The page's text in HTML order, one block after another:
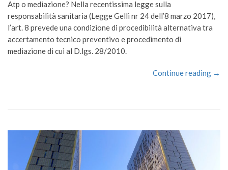
Atp o mediazione? Nella recentissima legge sulla
responsabilità sanitaria (Legge Gelli nr 24 dell’8 marzo 2017),
l’art. 8 prevede una condizione di procedibilità alternativa tra
accertamento tecnico preventivo e procedimento di
mediazione di cui al D.lgs. 28/2010.
Continue reading →